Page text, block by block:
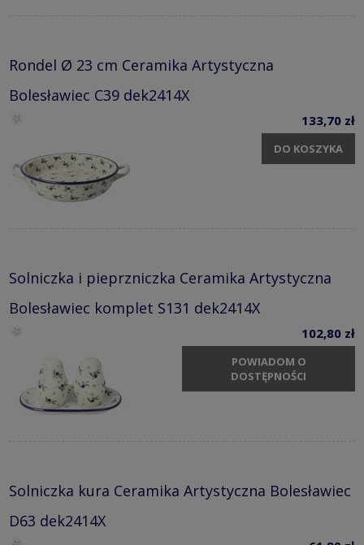
Rondel Ø 23 cm Ceramika Artystyczna
Bolesławiec C39 dek2414X
133,70 zł
DO KOSZYKA
Solniczka i pieprzniczka Ceramika Artystyczna
Bolesławiec komplet S131 dek2414X
102,80 zł
POWIADOM O
DOSTĘPNOŚCI
Solniczka kura Ceramika Artystyczna Bolesławiec
D63 dek2414X